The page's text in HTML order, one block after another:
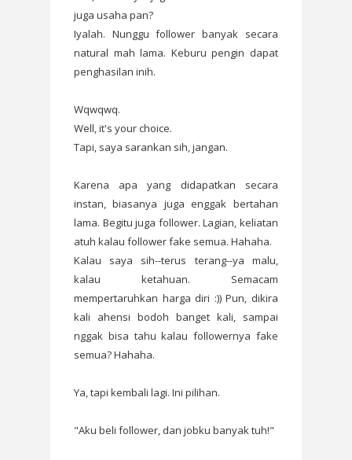
juga usaha pan?
Iyalah. Nunggu follower banyak secara
natural mah lama. Keburu pengin dapat
penghasilan inih.
Wqwqwq.
Well, it's your choice.
Tapi, saya sarankan sih, jangan.
Karena apa yang didapatkan secara
instan, biasanya juga enggak bertahan
lama. Begitu juga follower. Lagian, keliatan
atuh kalau follower fake semua. Hahaha.
Kalau saya sih--terus terang--ya malu,
kalau ketahuan. Semacam
mempertaruhkan harga diri :)) Pun, dikira
kali ahensi bodoh banget kali, sampai
nggak bisa tahu kalau followernya fake
semua? Hahaha.
Ya, tapi kembali lagi. Ini pilihan.
"Aku beli follower, dan jobku banyak tuh!"